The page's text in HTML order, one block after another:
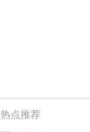
热点推荐